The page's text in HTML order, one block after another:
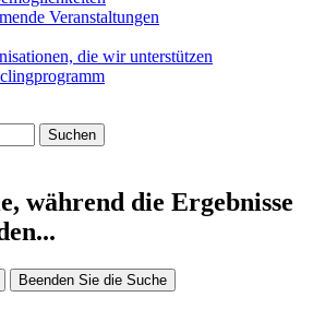
Veranstaltungen
die wir unterstützen
während die Ergebnisse
Beenden Sie die Suche